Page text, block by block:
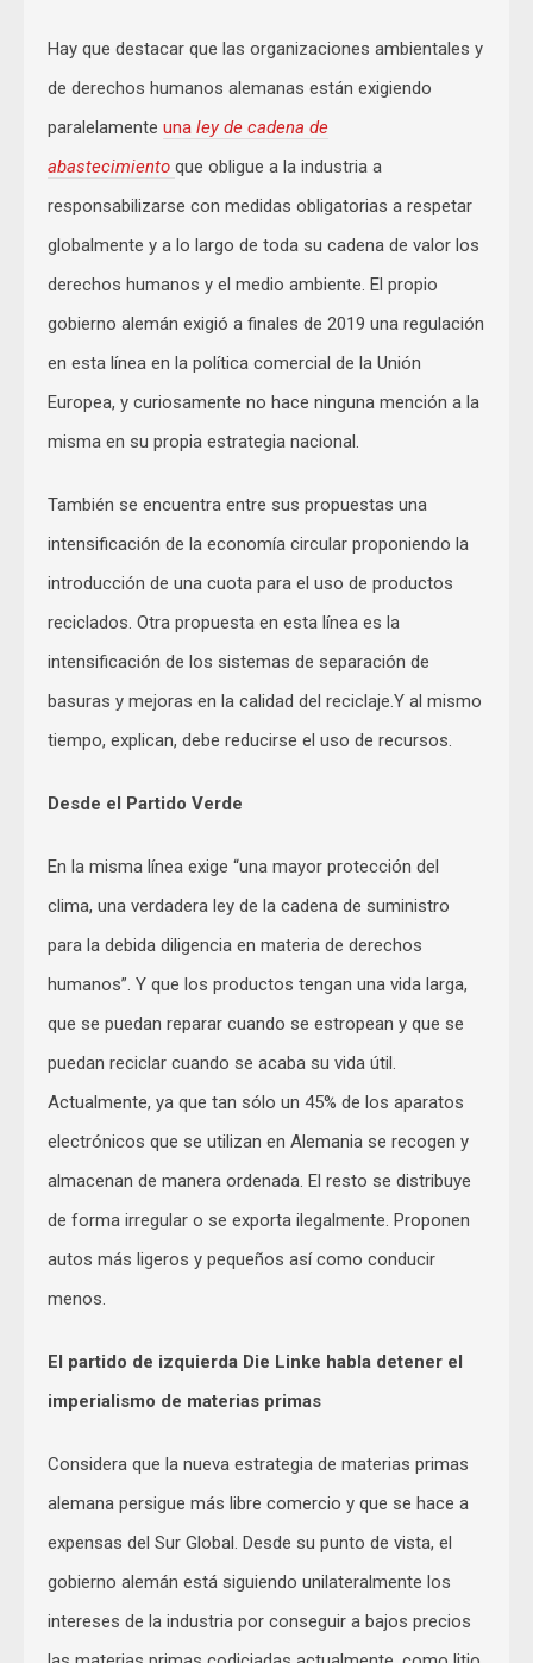
Hay que destacar que las organizaciones ambientales y
de derechos humanos alemanas están exigiendo
paralelamente una ley de cadena de
abastecimiento que obligue a la industria a
responsabilizarse con medidas obligatorias a respetar
globalmente y a lo largo de toda su cadena de valor los
derechos humanos y el medio ambiente. El propio
gobierno alemán exigió a finales de 2019 una regulación
en esta línea en la política comercial de la Unión
Europea, y curiosamente no hace ninguna mención a la
misma en su propia estrategia nacional.
También se encuentra entre sus propuestas una
intensificación de la economía circular proponiendo la
introducción de una cuota para el uso de productos
reciclados. Otra propuesta en esta línea es la
intensificación de los sistemas de separación de
basuras y mejoras en la calidad del reciclaje.Y al mismo
tiempo, explican, debe reducirse el uso de recursos.
Desde el Partido Verde
En la misma línea exige “una mayor protección del
clima, una verdadera ley de la cadena de suministro
para la debida diligencia en materia de derechos
humanos”. Y que los productos tengan una vida larga,
que se puedan reparar cuando se estropean y que se
puedan reciclar cuando se acaba su vida útil.
Actualmente, ya que tan sólo un 45% de los aparatos
electrónicos que se utilizan en Alemania se recogen y
almacenan de manera ordenada. El resto se distribuye
de forma irregular o se exporta ilegalmente. Proponen
autos más ligeros y pequeños así como conducir
menos.
El partido de izquierda Die Linke habla detener el
imperialismo de materias primas
Considera que la nueva estrategia de materias primas
alemana persigue más libre comercio y que se hace a
expensas del Sur Global. Desde su punto de vista, el
gobierno alemán está siguiendo unilateralmente los
intereses de la industria por conseguir a bajos precios